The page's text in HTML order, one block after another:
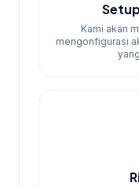
Untuk
menghubungi
akan
Kami akan
mengonfigurasi